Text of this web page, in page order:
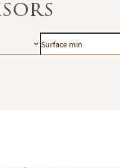
Surface
min